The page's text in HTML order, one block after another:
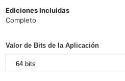
Ediciones Incluidas
Completo
Valor de Bits de la Aplicación